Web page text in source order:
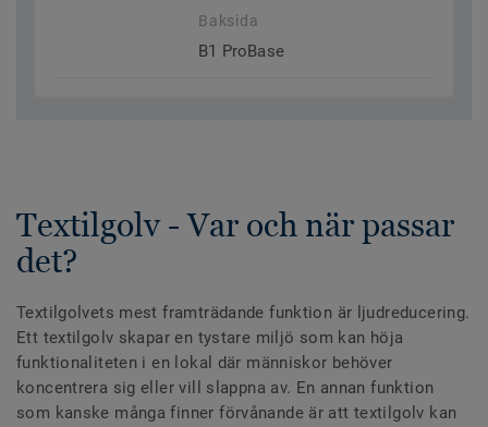
Baksida
B1 ProBase
Textilgolv - Var och när passar
det?
Textilgolvets mest framträdande funktion är ljudreducering.
Ett textilgolv skapar en tystare miljö som kan höja
funktionaliteten i en lokal där människor behöver
koncentrera sig eller vill slappna av. En annan funktion
som kanske många finner förvånande är att textilgolv kan